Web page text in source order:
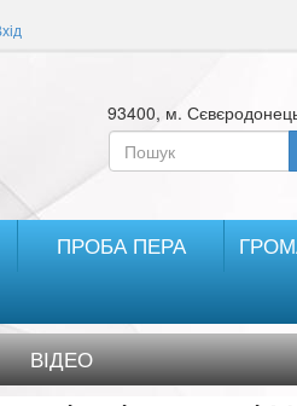
93400, м.
Пошукова
форма
ПРОБА ПЕРА
ВІДЕО